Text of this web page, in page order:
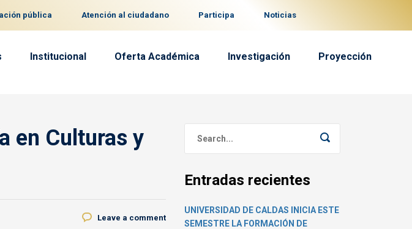
pública Atención al ciudadano Participa Noticias
Institucional Oferta Académica Investigación Proyección
en Culturas y
Leave a comment
Entradas recientes
UNIVERSIDAD DE CALDAS INICIA ESTE
SEMESTRE LA FORMACIÓN DE